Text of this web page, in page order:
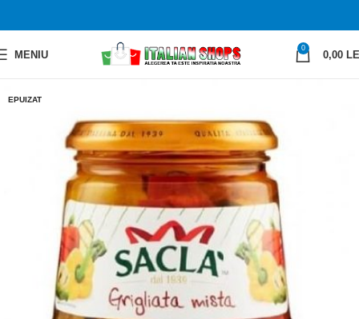
MENIU
0
0,00
EPUIZAT